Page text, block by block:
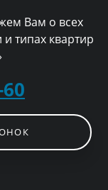
Вам о всех
типах квартир